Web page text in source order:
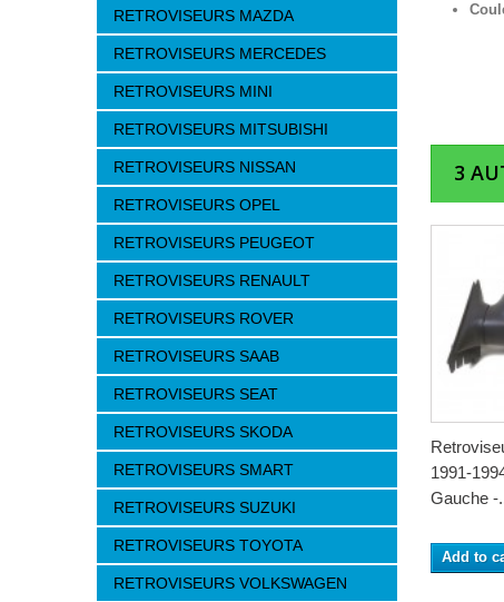
RETROVISEURS MAZDA
RETROVISEURS MERCEDES
RETROVISEURS MINI
RETROVISEURS MITSUBISHI
RETROVISEURS NISSAN
RETROVISEURS OPEL
RETROVISEURS PEUGEOT
RETROVISEURS RENAULT
RETROVISEURS ROVER
RETROVISEURS SAAB
RETROVISEURS SEAT
RETROVISEURS SKODA
RETROVISEURS SMART
RETROVISEURS SUZUKI
RETROVISEURS TOYOTA
RETROVISEURS VOLKSWAGEN
3
1991-
Gauche -
Add to